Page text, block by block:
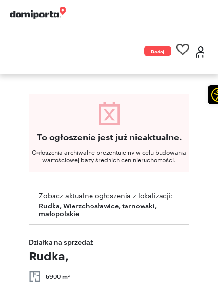
Dodaj
To ogłoszenie jest już nieaktualne.
Ogłoszenia archiwalne prezentujemy w celu budowania
wartościowej bazy średnich cen nieruchomości.
Zobacz aktualne ogłoszenia z lokalizacji:
Rudka, Wierzchosławice, tarnowski,
małopolskie
Działka na sprzedaż
Rudka,
5900 m2